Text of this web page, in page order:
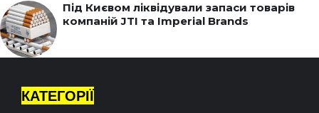
Під Києвом ліквідували запаси товарів
компаній JTI та Imperial Brands
КАТЕГОРІЇ